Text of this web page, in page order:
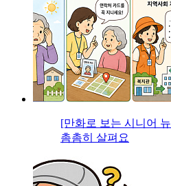
[만화로 보는 시니어
촘촘히 살펴요